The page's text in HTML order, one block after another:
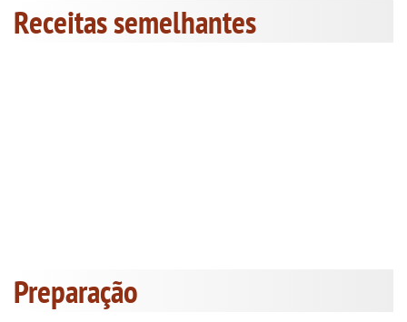
Receitas semelhantes
Preparação